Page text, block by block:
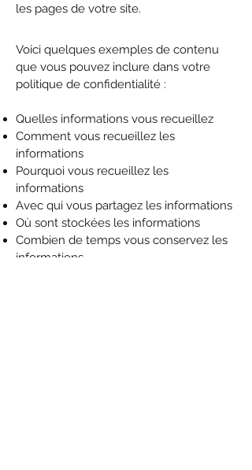
les pages de votre site.
Voici quelques exemples de contenu
que vous pouvez inclure dans votre
politique de confidentialité :
Quelles informations vous recueillez
Comment vous recueillez les
informations
Pourquoi vous recueillez les
informations
Avec qui vous partagez les informations
Où sont stockées les informations
Combien de temps vous conservez les
informations